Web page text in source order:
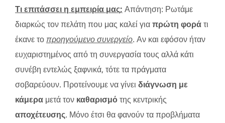
Τι επιτάσσει η εμπειρία μας; Απάντηση: Ρωτάμε
διαρκώς τον πελάτη που μας καλεί γιαπρώτη φοράτι
έκανε το προηγούμενο συνεργείο. Αν και εφόσον ήταν
ευχαριστημένος από τη συνεργασία τους αλλά κάτι
συνέβη εντελώς ξαφνικά, τότε τα πράγματα
σοβαρεύουν. Προτείνουμε να γίνει διάγνωση με
κάμερα μετά τον καθαρισμότης κεντρικής
αποχέτευσης. Μόνο έτσι θα φανούν τα προβλήματα